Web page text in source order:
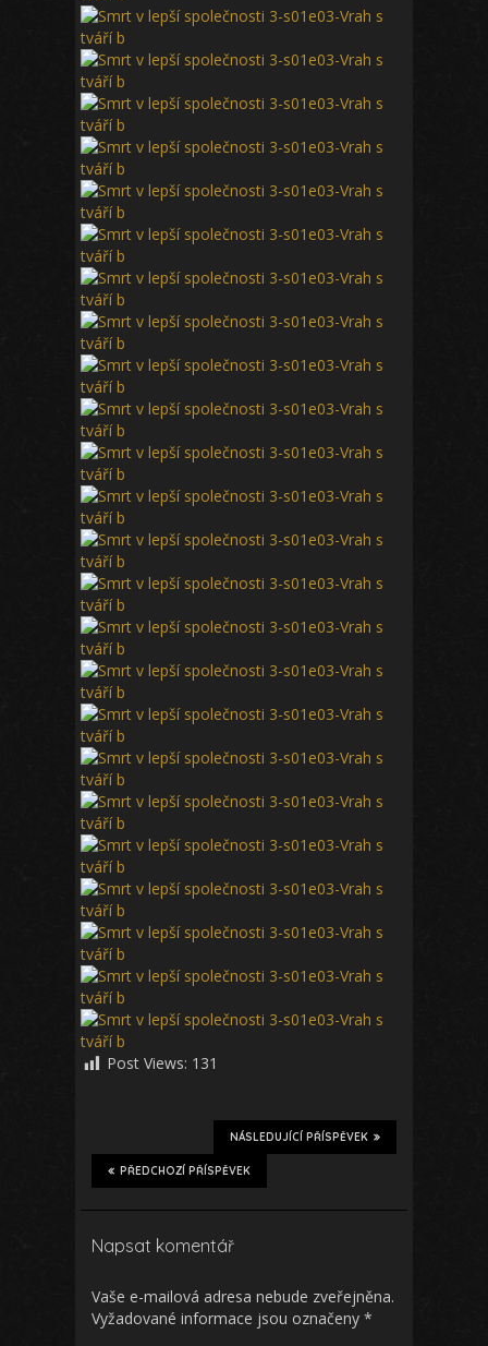
Post Views: 131
NÁSLEDUJÍCÍ PŘÍSPĚVEK
PŘEDCHOZÍ PŘÍSPĚVEK
Napsat komentář
Vaše e-mailová adresa nebude zveřejněna.
Vyžadované informace jsou označeny *